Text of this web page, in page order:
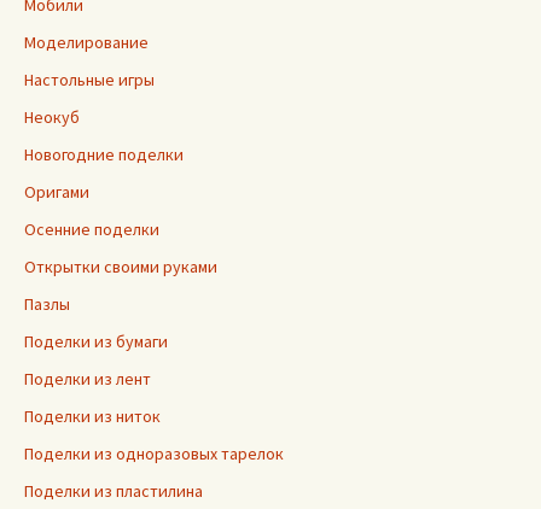
Мобили
Моделирование
Настольные игры
Неокуб
Новогодние поделки
Оригами
Осенние поделки
Открытки своими руками
Пазлы
Поделки из бумаги
Поделки из лент
Поделки из ниток
Поделки из одноразовых тарелок
Поделки из пластилина